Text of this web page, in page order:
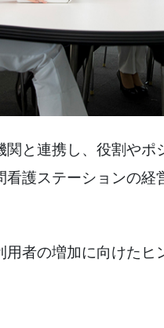
と連携し、役割や
看護ステーションの
者の増加に向けた